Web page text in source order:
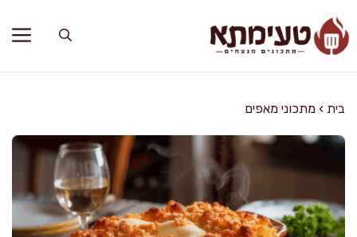
לתוכן
בית › מתכוני מאפים